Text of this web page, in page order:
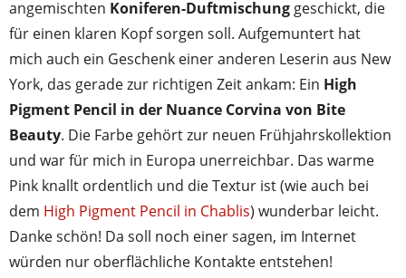
angemischten Koniferen-Duftmischung geschickt, die
für einen klaren Kopf sorgen soll. Aufgemuntert hat
mich auch ein Geschenk einer anderen Leserin aus New
York, das gerade zur richtigen Zeit ankam: Ein High
Pigment Pencil in der Nuance Corvina von Bite
Beauty. Die Farbe gehört zur neuen Frühjahrskollektion
und war für mich in Europa unerreichbar. Das warme
Pink knallt ordentlich und die Textur ist (wie auch bei
dem High Pigment Pencil in Chablis) wunderbar leicht.
Danke schön! Da soll noch einer sagen, im Internet
würden nur oberflächliche Kontakte entstehen!